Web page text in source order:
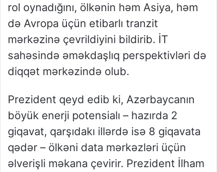
rol oynadığını, ölkənin həm Asiya, həm
də Avropa üçün etibarlı tranzit
mərkəzinə çevrildiyini bildirib. İT
sahəsində əməkdaşlıq perspektivləri də
diqqət mərkəzində olub.
Prezident qeyd edib ki, Azərbaycanın
böyük enerji potensialı – hazırda 2
giqavat, qarşıdakı illərdə isə 8 giqavata
qədər – ölkəni data mərkəzləri üçün
əlverişli məkana çevirir. Prezident İlham